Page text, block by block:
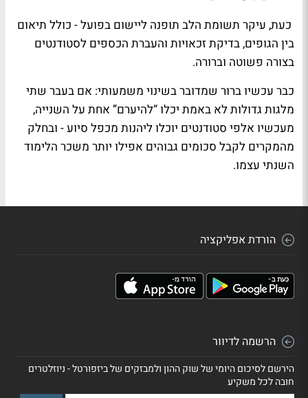
כעת, עיקר תשומת הלב תופנה ליישום בפועל - כולל תיאום
בין הגופים, בדיקת זכאויות והעברת הכספים לסטודנטים
בצורה פשוטה וברורה.
כבר עכשיו ברור שמדובר בשינוי משמעותי: אם בעבר שתי
מלגות גדולות לא באמת יכלו “להיערם” אחת על השנייה,
מעכשיו אלפי סטודנטים יוכלו ליהנות מכפל סיוע - ובחלק
מהמקרים לקבל סכומים גבוהים אפילו יותר משכר הלימוד
השנתי עצמו.
הורדת אפליקציה
הרשמה לדיוור
הירשם לסיכום היומי של שוק ההון ולמבזקים של ביזפורטל - ניוזלטרים
חובה לכל משקיע